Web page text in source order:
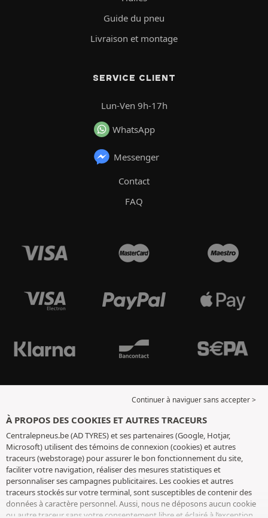
Guide du pneu
Livraison et montage
SERVICE CLIENT
Lun-Ven 9h-17h
WhatsApp
Messenger
Contact
FAQ
Continuer à naviguer sans accepter >
À PROPOS DES COOKIES ET AUTRES TRACEURS
Centralepneus.be (AD TYRES) et ses partenaires (Google, Hotjar,
Microsoft) utilisent des témoins de connexion (cookies) et autres
traceurs (webstorage) pour assurer le bon fonctionnement du site,
faciliter votre navigation, réaliser des mesures statistiques et
personnaliser ses campagnes publicitaires. Les cookies et autres
traceurs stockés sur votre terminal, sont susceptibles de contenir des
données à caractère personnel. Aussi, nous ne déposons aucun cookie
ou autre traceur sans votre consentement libre et éclairé à l’exception